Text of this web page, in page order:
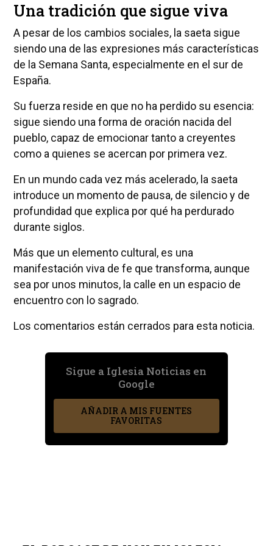
Una tradición que sigue viva
A pesar de los cambios sociales, la saeta sigue
siendo una de las expresiones más características
de la Semana Santa, especialmente en el sur de
España.
Su fuerza reside en que no ha perdido su esencia:
sigue siendo una forma de oración nacida del
pueblo, capaz de emocionar tanto a creyentes
como a quienes se acercan por primera vez.
En un mundo cada vez más acelerado, la saeta
introduce un momento de pausa, de silencio y de
profundidad que explica por qué ha perdurado
durante siglos.
Más que un elemento cultural, es una
manifestación viva de fe que transforma, aunque
sea por unos minutos, la calle en un espacio de
encuentro con lo sagrado.
Los comentarios están cerrados para esta noticia.
Sigue a Iglesia Noticias en
Google
AÑADIR A MIS FUENTES
FAVORITAS